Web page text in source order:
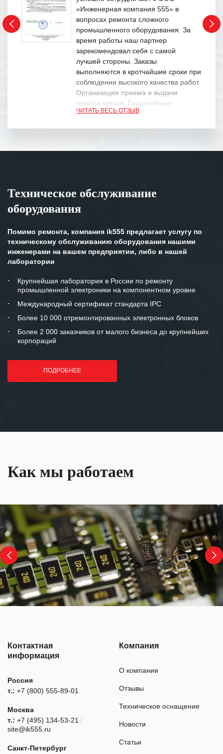
«Инженерная компания 555» в
вопросах ремонта сложного
промышленного оборудования. За
время работы наш партнер
зарекомендовал себя с самой
лучшей стороны. Заказы
выполняются в кротчайшие сроки при
соблюдении высокого качества работ.
Организация приема и выдачи
заказов четкая. Гарантийные
обязательства выполняются в
Особенно хочется отметить высокую
клиентоориентированность
готовность помочь в самых сложных
Мы высоко ценим сложившиеся
и доверительные партнерские
отношения и искренне желаем
«Инженерной компании «555» долгих
лет успеха и процветания.
ЧИТАТЬ ВЕСЬ ОТЗЫВ
Техническое обслуживание
оборудования
Помимо ремонта, компания ik555 предлагает услугу по
техническому обслуживанию оборудования нашими
инженерами на вашем предприятии, либо в нашей
лаборатории
Крупнейшая лаборатория в России по ремонту
промышленной электроники на компонентном уровне
Международный сертификат стандарта IPC
Более 10 000 отремонтированных электронных блоков
Более 2 000 заказчиков от малого бизнеса до крупнейших
корпораций
ПОДРОБНЕЕ
Как мы работаем
Контактная
информация
Россия
т.: +7 (800) 555-89-01
Москва
т.: +7 (495) 134-53-21 /
site@ik555.ru
Санкт-Петербург
Компания
О компании
Отзывы
Техническое оснащение
Новости
Статьи